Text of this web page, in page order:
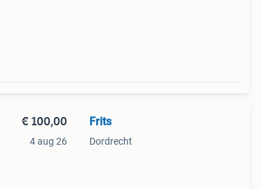
€ 100,00
4 aug 26
Frits
Dordrecht